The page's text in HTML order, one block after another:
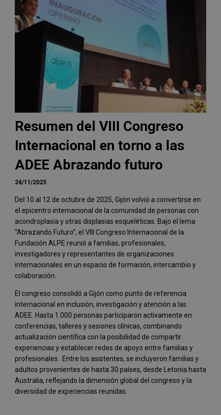
Resumen del VIII Congreso
Internacional en torno a las
ADEE Abrazando futuro
24/11/2025
Del 10 al 12 de octubre de 2025, Gijón volvió a convertirse en
el epicentro internacional de la comunidad de personas con
acondroplasia y otras displasias esqueléticas. Bajo el lema
“Abrazando Futuro”, el VIII Congreso Internacional de la
Fundación ALPE reunió a familias, profesionales,
investigadores y representantes de organizaciones
internacionales en un espacio de formación, intercambio y
colaboración.
El congreso consolidó a Gijón como punto de referencia
internacional en inclusión, investigación y atención a las
ADEE. Hasta 1.000 personas participaron activamente en
conferencias, talleres y sesiones clínicas, combinando
actualización científica con la posibilidad de compartir
experiencias y establecer redes de apoyo entre familias y
profesionales. Entre los asistentes, se incluyeron familias y
adultos provenientes de hasta 30 países, desde Letonia hasta
Australia, reflejando la dimensión global del congreso y la
diversidad de experiencias reunidas.